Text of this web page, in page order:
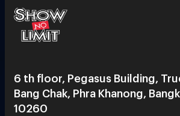
6 th floor, Pegasus Building,
Bang Chak, Phra Khanong,
10260